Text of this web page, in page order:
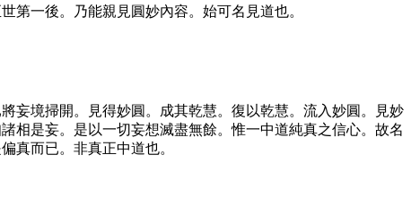
第一後。乃能親見圓妙內容。始可名見道也。
妄境掃開。見得妙圓。成其乾慧。復以乾慧。流入妙圓。見妙
相是妄。是以一切妄想滅盡無餘。惟一中道純真之信心。故名
真而已。非真正中道也。